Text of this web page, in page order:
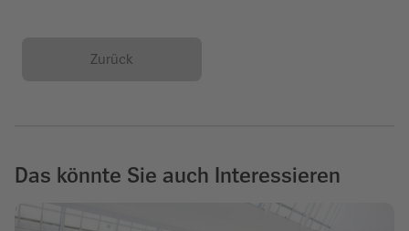
Zurück
Das könnte Sie auch Interessieren